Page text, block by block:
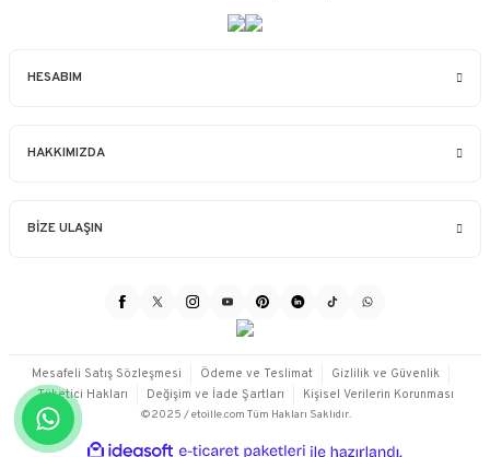
HESABIM
HAKKIMIZDA
BİZE ULAŞIN
©2025 / etoille.com Tüm Hakları Saklıdır.
Mesafeli Satış Sözleşmesi Ödeme ve Teslimat
Gizlilik ve Güvenlik
Tüketici Hakları
Değişim ve İade Şartları Kişisel Verilerin Korunması
ideasoft e-